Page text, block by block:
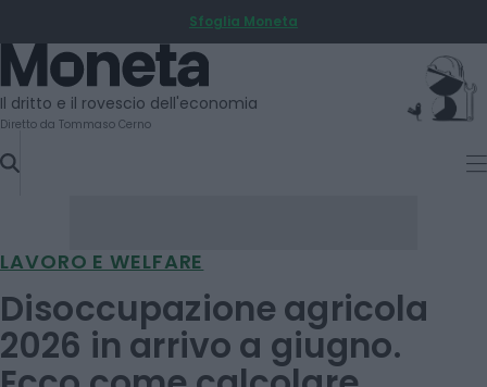
TO
CONTENT
Sfoglia Moneta
Moneta
Il dritto e il rovescio dell'economia
Diretto da Tommaso Cerno
LAVORO E WELFARE
Disoccupazione agricola
2026 in arrivo a giugno.